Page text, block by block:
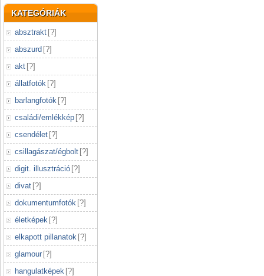
KATEGÓRIÁK
absztrakt [?]
abszurd [?]
akt [?]
állatfotók [?]
barlangfotók [?]
családi/emlékkép [?]
csendélet [?]
csillagászat/égbolt [?]
digit. illusztráció [?]
divat [?]
dokumentumfotók [?]
életképek [?]
elkapott pillanatok [?]
glamour [?]
hangulatképek [?]